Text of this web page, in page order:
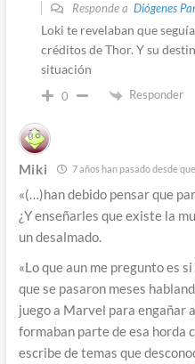
Responde a Diógenes
Loki te revelaban que
créditos de Thor. Y su
situación
0 Responder
Miki 7 años han pasado desde
«(…)han debido pensar que
¿Y enseñarles que existe la
un desalmado.
«Lo que aun me pregunto es
que se pasaron meses
juego a Marvel para engañar
formaban parte de esa horda
escribe de temas que